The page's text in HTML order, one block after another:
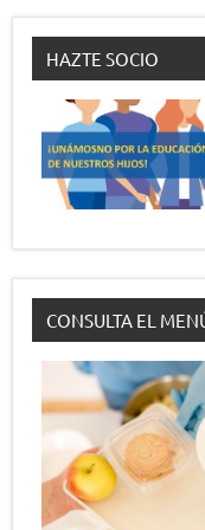
HAZTE SOCIO
CONSULTA EL